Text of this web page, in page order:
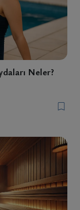
Neler?